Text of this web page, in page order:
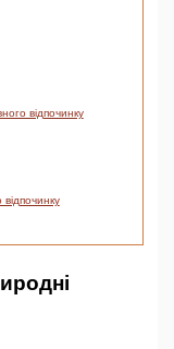
відпочинку